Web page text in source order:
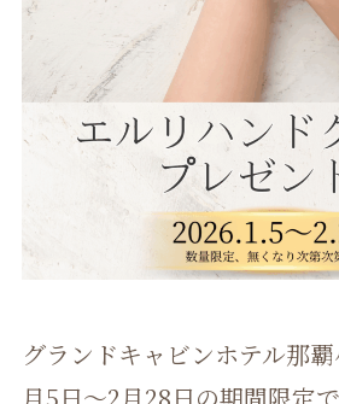
グランドキャビンホテル那